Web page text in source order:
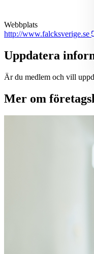
Webbplats
http://www.falcksverige.se
Uppdatera
Är du medlem och vill
Mer om